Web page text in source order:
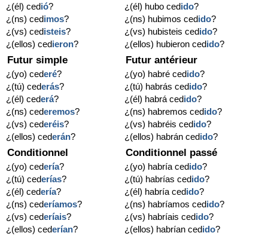
¿(él) cedió?
¿(ns) cedimos?
¿(vs) cedisteis?
¿(ellos) cedieron?
¿(él) hubo cedido?
¿(ns) hubimos cedido?
¿(vs) hubisteis cedido?
¿(ellos) hubieron cedido?
Futur simple
¿(yo) cederé?
¿(tú) cederás?
¿(él) cederá?
¿(ns) cederemos?
¿(vs) cederéis?
¿(ellos) cederán?
Futur antérieur
¿(yo) habré cedido?
¿(tú) habrás cedido?
¿(él) habrá cedido?
¿(ns) habremos cedido?
¿(vs) habréis cedido?
¿(ellos) habrán cedido?
Conditionnel
¿(yo) cedería?
¿(tú) cederías?
¿(él) cedería?
¿(ns) cederíamos?
¿(vs) cederíais?
¿(ellos) cederían?
Conditionnel passé
¿(yo) habría cedido?
¿(tú) habrías cedido?
¿(él) habría cedido?
¿(ns) habríamos cedido?
¿(vs) habríais cedido?
¿(ellos) habrían cedido?